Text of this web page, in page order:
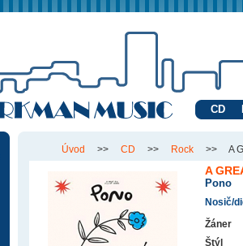
CD
Úvod >> CD >> Rock >> A
A
Pono
Nosič/
Žáner
Štýl